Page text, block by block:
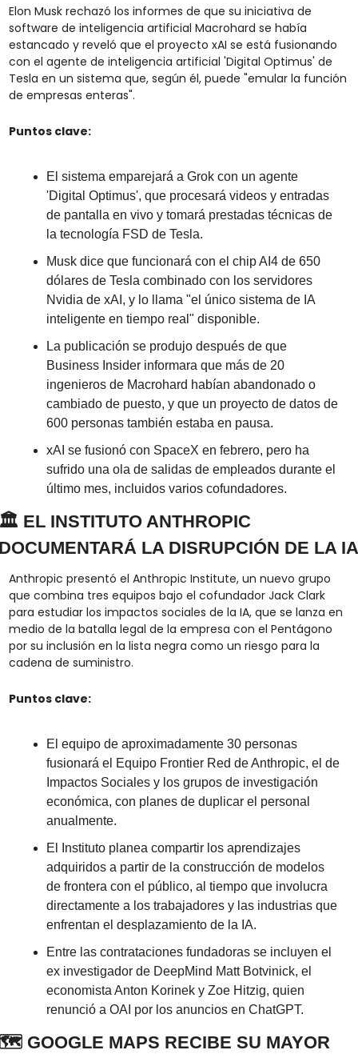
Elon Musk rechazó los informes de que su iniciativa de
software de inteligencia artificial Macrohard se había
estancado y reveló que el proyecto xAI se está fusionando
con el agente de inteligencia artificial 'Digital Optimus' de
Tesla en un sistema que, según él, puede "emular la función
de empresas enteras".
Puntos clave:
El sistema emparejará a Grok con un agente
'Digital Optimus', que procesará videos y entradas
de pantalla en vivo y tomará prestadas técnicas de
la tecnología FSD de Tesla.
Musk dice que funcionará con el chip AI4 de 650
dólares de Tesla combinado con los servidores
Nvidia de xAI, y lo llama "el único sistema de IA
inteligente en tiempo real" disponible.
La publicación se produjo después de que
Business Insider informara que más de 20
ingenieros de Macrohard habían abandonado o
cambiado de puesto, y que un proyecto de datos de
600 personas también estaba en pausa.
xAI se fusionó con SpaceX en febrero, pero ha
sufrido una ola de salidas de empleados durante el
último mes, incluidos varios cofundadores.
EL INSTITUTO ANTHROPIC
LA DISRUPCIÓN DE LA IA
Anthropic presentó el Anthropic Institute, un nuevo grupo
que combina tres equipos bajo el cofundador Jack Clark
para estudiar los impactos sociales de la IA, que se lanza en
medio de la batalla legal de la empresa con el Pentágono
por su inclusión en la lista negra como un riesgo para la
cadena de suministro.
Puntos clave:
El equipo de aproximadamente 30 personas
fusionará el Equipo Frontier Red de Anthropic, el de
Impactos Sociales y los grupos de investigación
económica, con planes de duplicar el personal
anualmente.
El Instituto planea compartir los aprendizajes
adquiridos a partir de la construcción de modelos
de frontera con el público, al tiempo que involucra
directamente a los trabajadores y las industrias que
enfrentan el desplazamiento de la IA.
Entre las contrataciones fundadoras se incluyen el
ex investigador de DeepMind Matt Botvinick, el
economista Anton Korinek y Zoe Hitzig, quien
renunció a OAI por los anuncios en ChatGPT.
GOOGLE MAPS RECIBE SU MAYOR